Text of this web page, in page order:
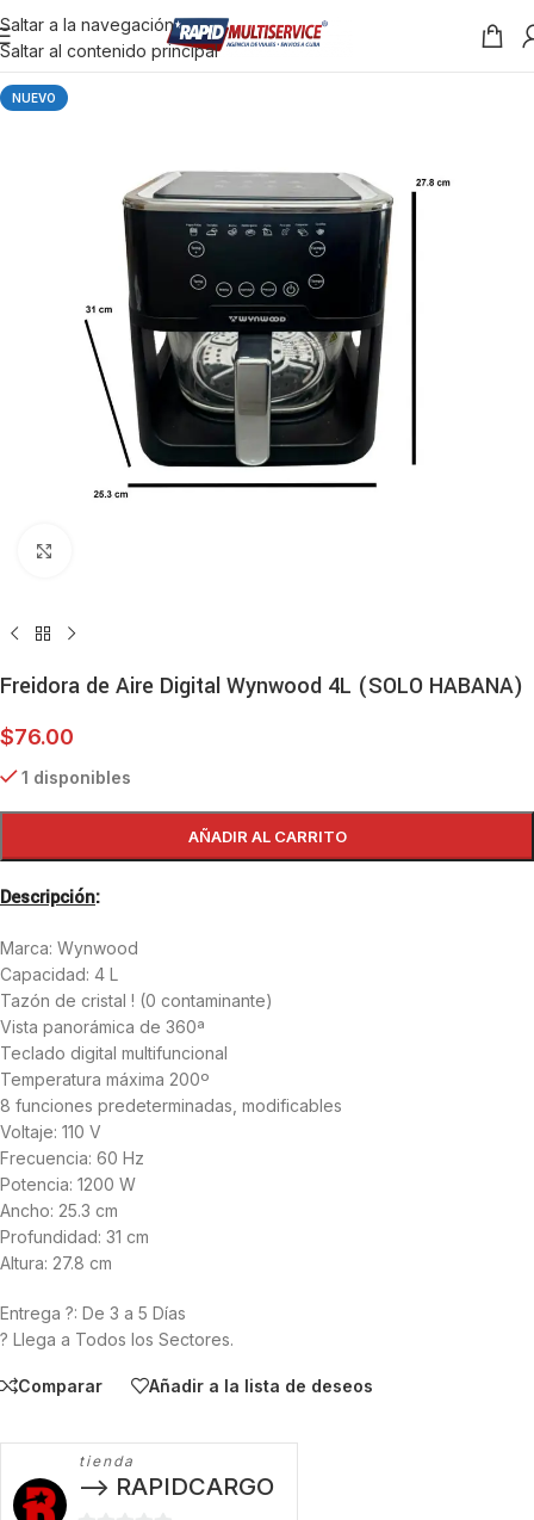
Saltar a la navegación
Saltar al contenido principal
NUEVO
Freidora de Aire Digital Wynwood 4L (SOLO HABANA)
$76.00
1 disponibles
AÑADIR AL CARRITO
Descripción:
Marca: Wynwood
Capacidad: 4 L
⁠Tazón de cristal ! (0 contaminante)
Vista panorámica de 360ª
Teclado digital multifuncional
⁠Temperatura máxima 200º
⁠8 funciones predeterminadas, modificables
Voltaje: 110 V
Frecuencia: 60 Hz
Potencia: 1200 W
Ancho: 25.3 cm
Profundidad: 31 cm
Altura: 27.8 cm
Entrega ?: De 3 a 5 Días
? Llega a Todos los Sectores.
Comparar Añadir a la lista de deseos
tienda
--> RAPIDCARGO